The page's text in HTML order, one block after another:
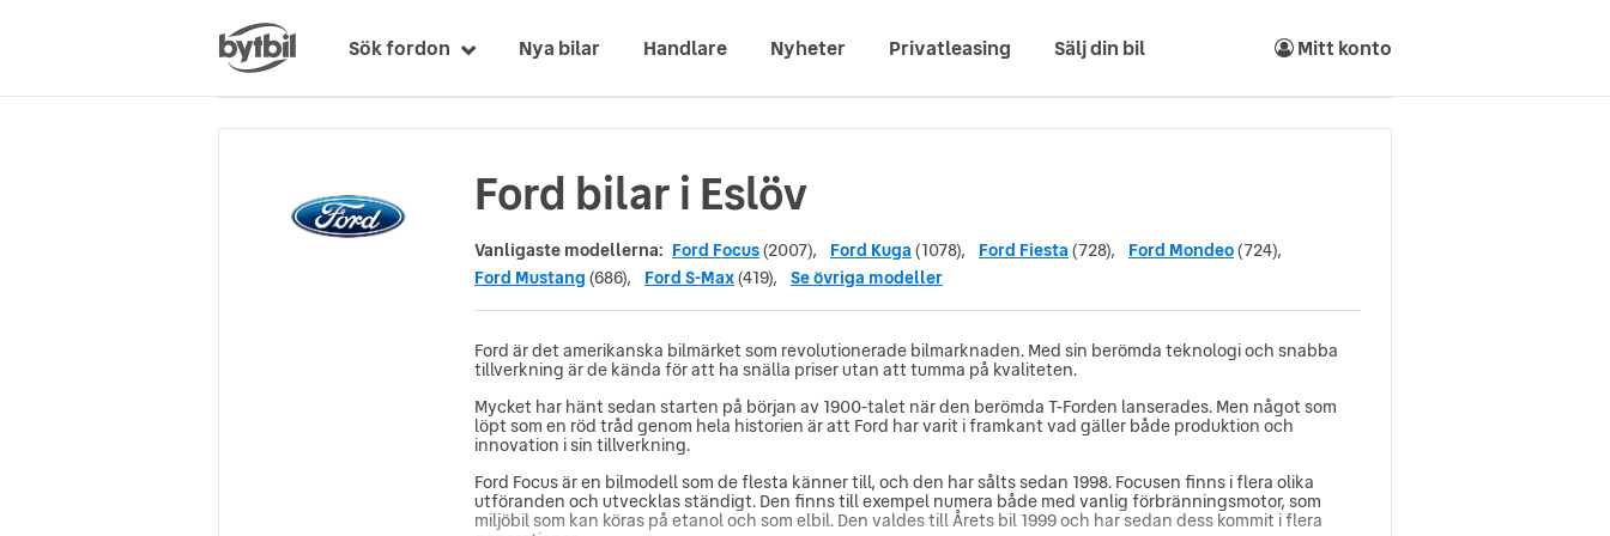
Sök fordon Nya bilar Handlare Nyheter Privatleasing Sälj din bil Mitt konto
Ford bilar i Eslöv
Vanligaste modellerna: Ford Focus(2007), Ford Kuga (1078), Ford Fiesta (728), Ford Mondeo(724),
Ford Mustang (686), Ford S-Max(419), Se övriga modeller
Ford är det amerikanska bilmärket som revolutionerade bilmarknaden. Med sin berömda teknologi och snabba
tillverkning är de kända för att ha snälla priser utan att tumma på kvaliteten.
Mycket har hänt sedan starten på början av 1900-talet när den berömda T-Forden lanserades. Men något som
löpt som en röd tråd genom hela historien är att Ford har varit i framkant vad gäller både produktion och
innovation i sin tillverkning.
Ford Focus är en bilmodell som de flesta känner till, och den har sålts sedan 1998. Focusen finns i flera olika
utföranden och utvecklas ständigt. Den finns till exempel numera både med vanlig förbränningsmotor, som
miljöbil som kan köras på etanol och som elbil. Den valdes till Årets bil 1999 och har sedan dess kommit i flera